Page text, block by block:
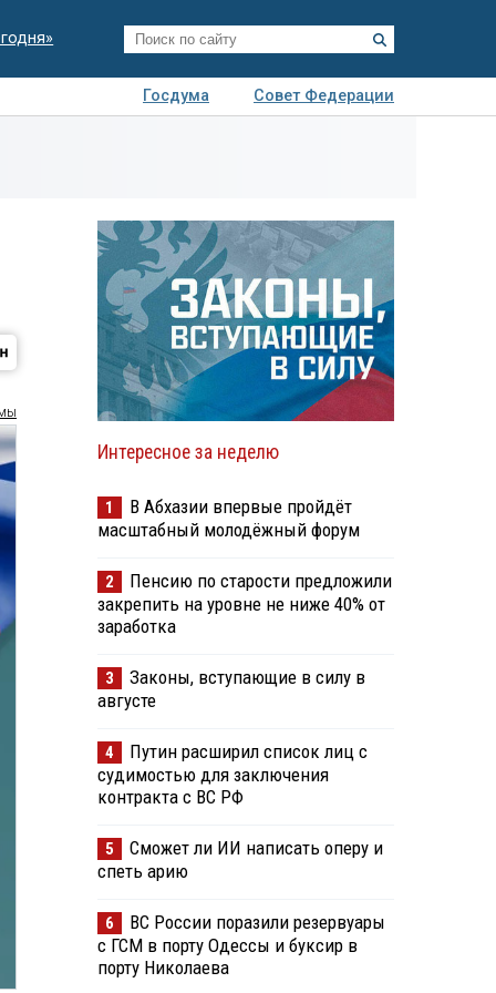
Госдума
Совет Федерации
Интересное за неделю
1
В Абхазии впервые пройдёт
масштабный молодёжный форум
2
Пенсию по старости предложили
закрепить на уровне не ниже 40% от
заработка
3
Законы, вступающие в силу в
августе
4
Путин расширил список лиц с
судимостью для заключения
контракта с ВС РФ
5
Сможет ли ИИ написать оперу и
спеть арию
6
ВС России поразили резервуары
с ГСМ в порту Одессы и буксир в
порту Николаева